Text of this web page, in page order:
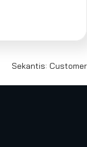
Sekantis: Customer